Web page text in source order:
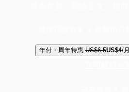
年付・周年特惠 US$6.5US$4/月